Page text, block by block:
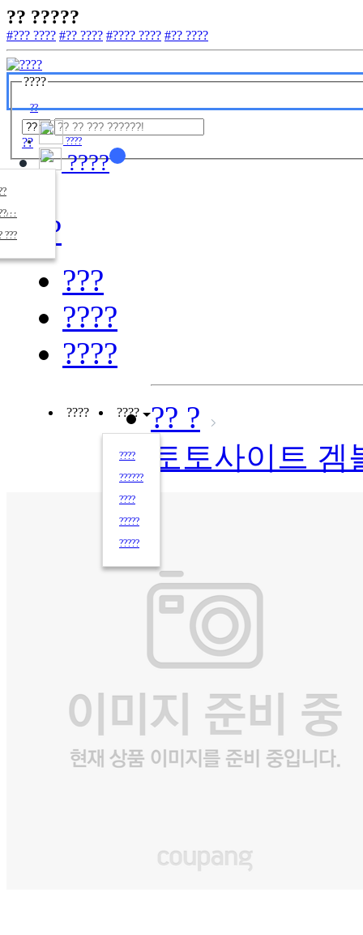
?? ?????
#??? ???? #?? ???? #???? ???? #?? ????
????
??
?? ????
??
???
????
????
???
????
????
???? ????
????
??????
????
?????
?????
?? ?
토토사이트